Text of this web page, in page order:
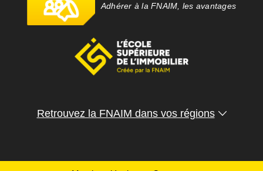
Adhérer à la FNAIM, les avantages
Retrouvez la FNAIM dans vos régions